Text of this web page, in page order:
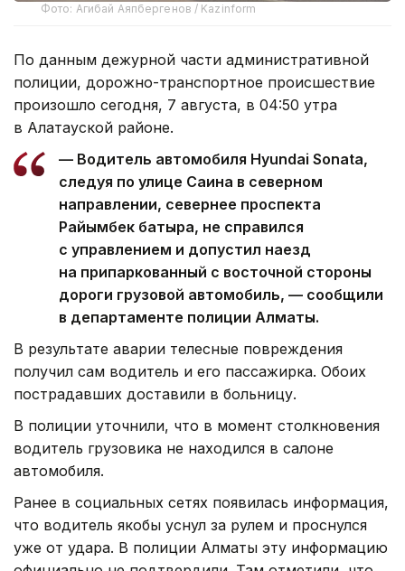
Фото: Агибай Аяпбергенов / Kazinform
По данным дежурной части административной
полиции, дорожно-транспортное происшествие
произошло сегодня, 7 августа, в 04:50 утра
в Алатауской районе.
— Водитель автомобиля Hyundai Sonata,
следуя по улице Саина в северном
направлении, севернее проспекта
Райымбек батыра, не справился
с управлением и допустил наезд
на припаркованный с восточной стороны
дороги грузовой автомобиль, — сообщили
в департаменте полиции Алматы.
В результате аварии телесные повреждения
получил сам водитель и его пассажирка. Обоих
пострадавших доставили в больницу.
В полиции уточнили, что в момент столкновения
водитель грузовика не находился в салоне
автомобиля.
Ранее в социальных сетях появилась информация,
что водитель якобы уснул за рулем и проснулся
уже от удара. В полиции Алматы эту информацию